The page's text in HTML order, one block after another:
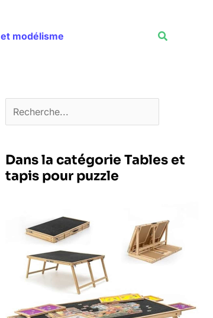
modélisme
Dans la catégorie Tables et
tapis pour puzzle